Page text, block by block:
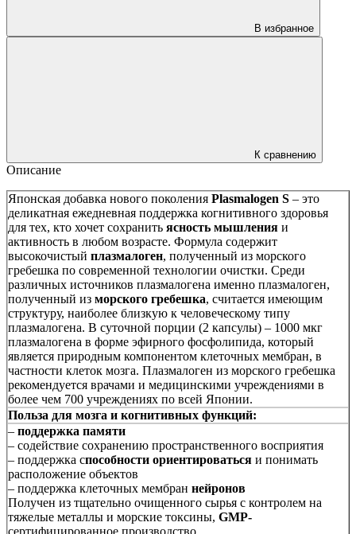
В избранное
К сравнению
Описание
Японская добавка нового поколения Plasmalogen S – это
деликатная ежедневная поддержка когнитивного здоровья
для тех, кто хочет сохранить ясность мышления и
активность в любом возрасте. Формула содержит
высокочистый плазмалоген, полученный из морского
гребешка по современной технологии очистки. Среди
различных источников плазмалогена именно плазмалоген,
полученный из морского гребешка, считается имеющим
структуру, наиболее близкую к человеческому типу
плазмалогена. В суточной порции (2 капсулы) – 1000 мкг
плазмалогена в форме эфирного фосфолипида, который
является природным компонентом клеточных мембран, в
частности клеток мозга. Плазмалоген из морского гребешка
рекомендуется врачами и медицинскими учреждениями в
более чем 700 учреждениях по всей Японии.
Польза для мозга и когнитивных функций:
– поддержка памяти
– содействие сохранению пространственного восприятия
– поддержка способности ориентироваться и понимать
расположение объектов
– поддержка клеточных мембран нейронов
Получен из тщательно очищенного сырья с контролем на
тяжелые металлы и морские токсины, GMP-
сертифицированное производство